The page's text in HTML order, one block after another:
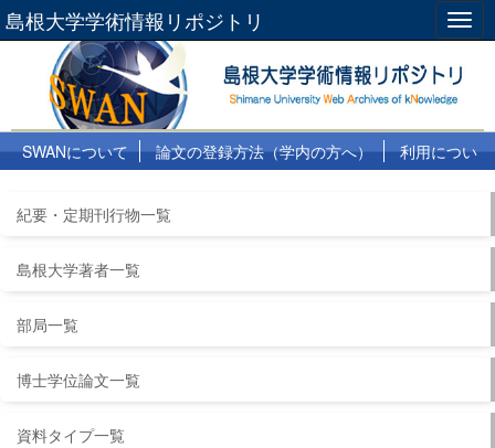
島根大学学術情報リポジトリ
SWANについて 論文の登録方法（学内の方へ）
利用につい
紀要・定期刊行物一覧
島根大学著者一覧
部局一覧
博士学位論文一覧
資料タイプ一覧